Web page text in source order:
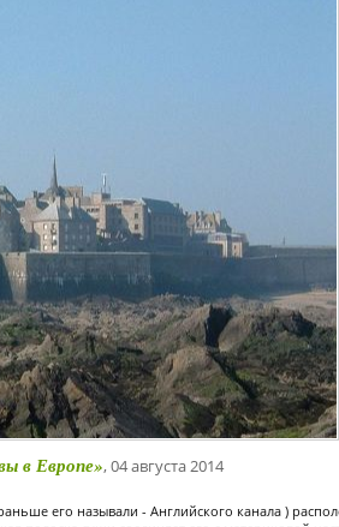
в Европе», 04 августа 2014
его называли - Английского канала )